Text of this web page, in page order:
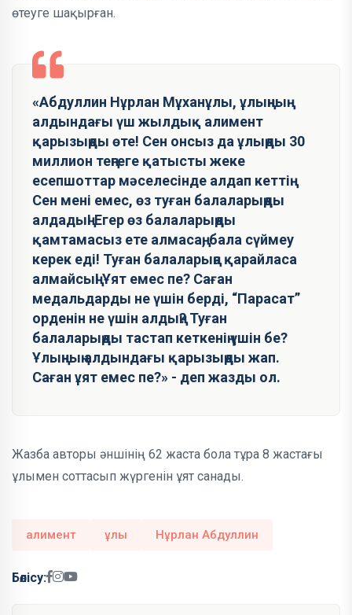
өтеуге шақырған.
«Абдуллин Нұрлан Мұханұлы, ұлыңның
алдындағы үш жылдық алимент
қарызыңды өте! Сен онсыз да ұлыңды 30
миллион теңгеге қатысты жеке
есепшоттар мәселесінде алдап кеттің.
Сен мені емес, өз туған балаларыңды
алдадың! Егер өз балаларыңды
қамтамасыз ете алмасаң, бала сүймеу
керек еді! Туған балаларыңа қарайласа
алмайсың! Ұят емес пе? Саған
медальдарды не үшін берді, “Парасат”
орденін не үшін алдың? Туған
балаларыңды тастап кеткенің үшін бе?
Ұлыңның алдындағы қарызыңды жап.
Саған ұят емес пе?» - деп жазды ол.
Жазба авторы әншінің 62 жаста бола тұра 8 жастағы
ұлымен соттасып жүргенін ұят санады.
алимент ұлы Нұрлан Абдуллин
Бөлісу: